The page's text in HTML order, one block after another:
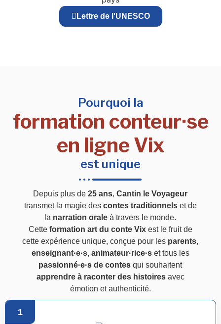
Lettre de l'UNESCO
Pourquoi la
formation conteur·se
en ligne Vix
est unique
Depuis plus de25 ans,Cantin le Voyageur
transmet la magie des contes traditionnelset de
la narration orale à travers le monde.
Cette formation art du conte Vixest le fruit de
cette expérience unique, conçue pour les parents,
enseignant·e·s, animateur·rice·set tous les
passionné·e·s de contes qui souhaitent
apprendre à raconter des histoiresavec
émotion et authenticité.
1